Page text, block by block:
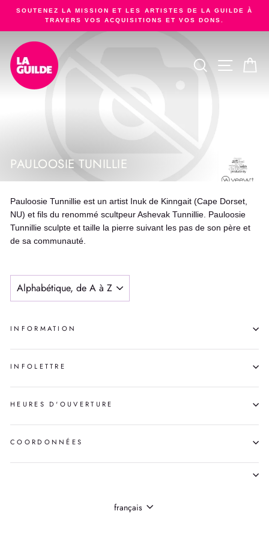
Passer
contenu
SOUTENEZ LA MISSION ET LES ARTISTES DE LA GUILDE À
TRAVERS VOS ACQUISITIONS ET VOS DONS.
RECHERCHER
PAULOOSIE TUNILLIE
Pauloosie Tunnillie est un artist Inuk de Kinngait (Cape Dorset,
NU) et fils du renommé scultpeur Ashevak Tunnillie. Pauloosie
Tunnillie sculpte et taille la pierre suivant les pas de son père et
de sa communauté.
INFORMATION
INFOLETTRE
HEURES D'OUVERTURE
COORDONNÉES
LANGUE
français